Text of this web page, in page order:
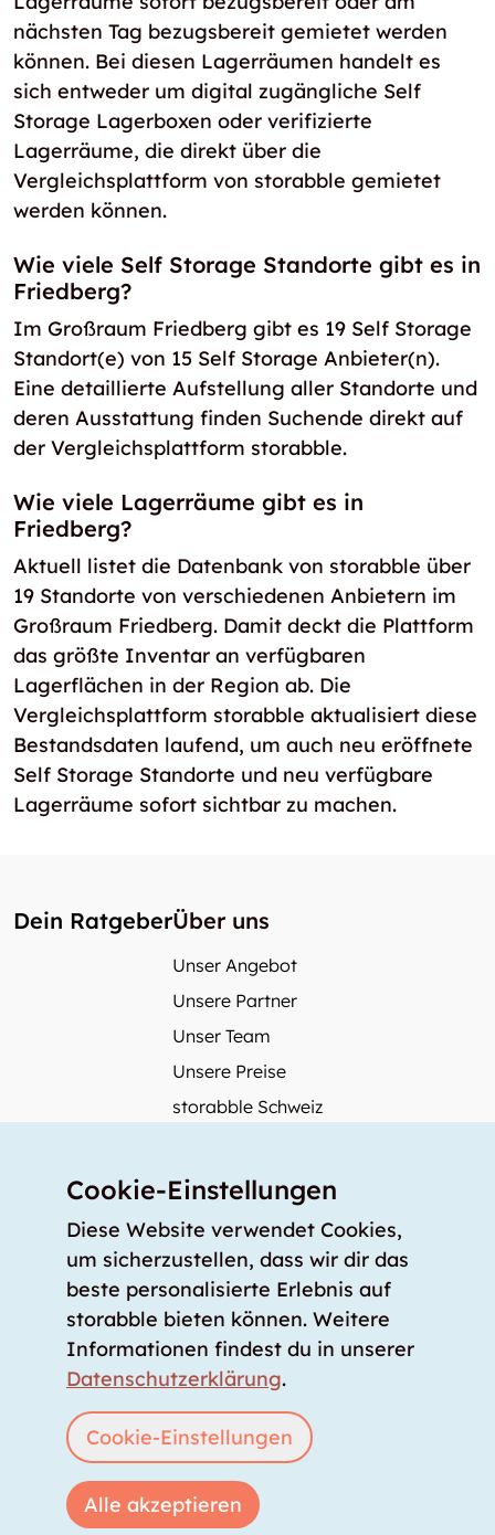
nächsten Tag bezugsbereit gemietet werden
können. Bei diesen Lagerräumen handelt es
sich entweder um digital zugängliche Self
Storage Lagerboxen oder verifizierte
Lagerräume, die direkt über die
Vergleichsplattform von storabble gemietet
werden können.
Wie viele Self Storage Standorte gibt es in
Friedberg?
Im Großraum Friedberg gibt es 19 Self Storage
Standort(e) von 15 Self Storage Anbieter(n).
Eine detaillierte Aufstellung aller Standorte und
deren Ausstattung finden Suchende direkt auf
der Vergleichsplattform storabble.
Wie viele Lagerräume gibt es in
Friedberg?
Aktuell listet die Datenbank von storabble über
19 Standorte von verschiedenen Anbietern im
Großraum Friedberg. Damit deckt die Plattform
das größte Inventar an verfügbaren
Lagerflächen in der Region ab. Die
Vergleichsplattform storabble aktualisiert diese
Bestandsdaten laufend, um auch neu eröffnete
Self Storage Standorte und neu verfügbare
Lagerräume sofort sichtbar zu machen.
Dein RatgeberÜber uns
Unser Angebot
Unsere Partner
Unser Team
Unsere Preise
storabble Schweiz
Mehr über storabble
Medienbeiträge
Wie gross muss ein Lagerraum sein?
Was kostet ein Lagerraum?
Für Lageranbieter
Anmelden Lagerraum inserieren
Copyright © 2026 storabble|Datenschutzerklärung
Cookie-Einstellungen
Diese Website verwendet Cookies,
um sicherzustellen, dass wir dir das
beste personalisierte Erlebnis auf
storabble bieten können. Weitere
Informationen findest du in unserer
Datenschutzerklärung.
Cookie-Einstellungen
Alle akzeptieren